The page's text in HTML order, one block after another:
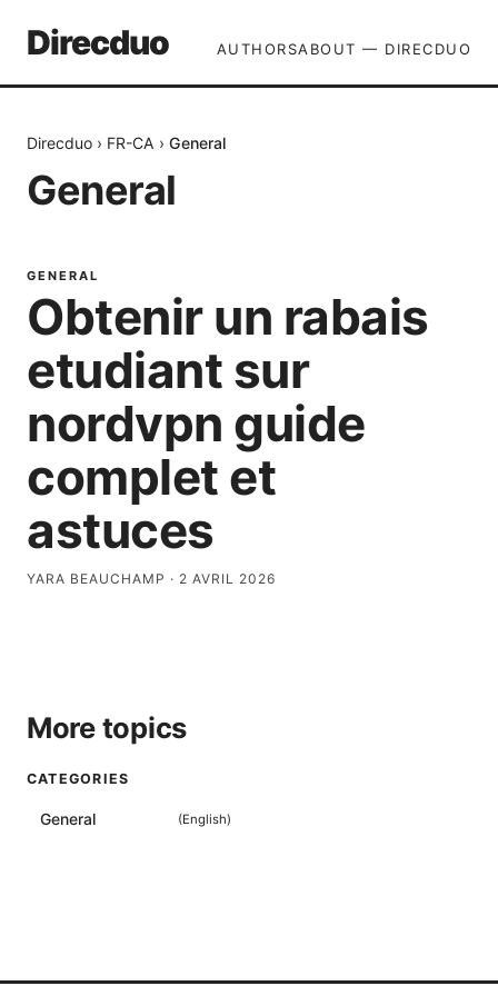
Direcduo AUTHORSABOUT — DIRECDUO
Direcduo › FR-CA › General
General
GENERAL
Obtenir un rabais
etudiant sur
nordvpn guide
complet et
astuces
YARA BEAUCHAMP · 2 AVRIL 2026
More topics
CATEGORIES
General (English)